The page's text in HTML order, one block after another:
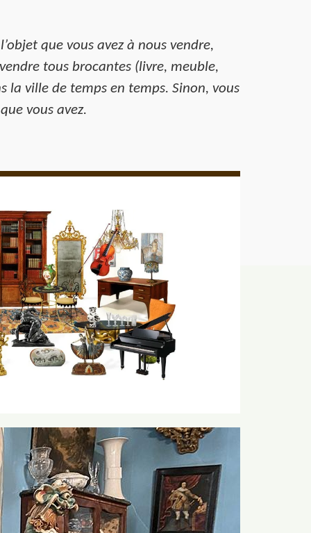
que vous avez à nous vendre,
tous brocantes (livre, meuble,
ville de temps en temps. Sinon, vous
vous avez.